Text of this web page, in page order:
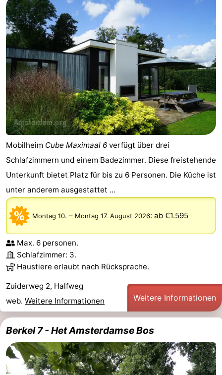
Mobilheim Cube Maximaal 6 verfügt über drei
Schlafzimmern und einem Badezimmer. Diese freistehende
Unterkunft bietet Platz für bis zu 6 Personen. Die Küche ist
unter anderem ausgestattet ...
Montag 10. – Montag 17. August 2026: ab €1.595
Max. 6 personen.
Schlafzimmer: 3.
Haustiere erlaubt nach Rücksprache.
Zuiderweg 2, Halfweg
web. Weitere Informationen Weitere Informationen
Berkel 7 - Het Amsterdamse Bos